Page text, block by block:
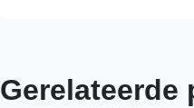
Gerelateerde